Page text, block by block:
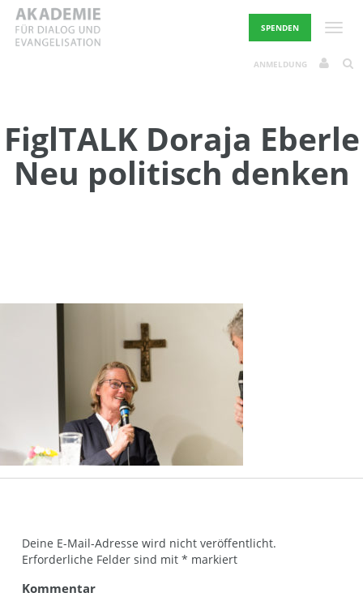
Skip
content
SPENDEN
ANMELDUNG
FiglTALK Doraja Eberle
Neu politisch denken
Deine E-Mail-Adresse wird nicht veröffentlicht.
Erforderliche Felder sind mit * markiert
Kommentar